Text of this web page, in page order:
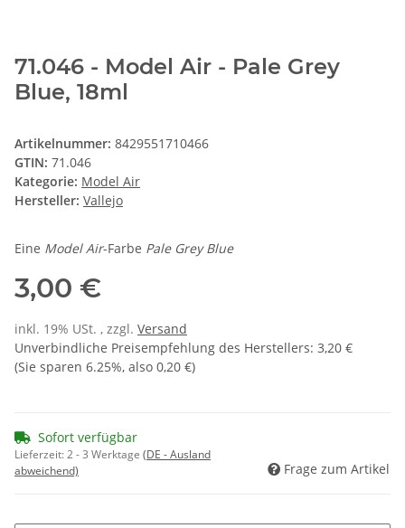
71.046 - Model Air - Pale Grey
Blue, 18ml
Artikelnummer: 8429551710466
GTIN: 71.046
Kategorie: Model Air
Hersteller: Vallejo
Eine Model Air-Farbe Pale Grey Blue
3,00 €
inkl. 19% USt. , zzgl. Versand
Unverbindliche Preisempfehlung des Herstellers: 3,20 €
(Sie sparen 6.25%, also 0,20 €)
Sofort verfügbar
Lieferzeit:2 - 3 Werktage (DE - Ausland
abweichend)
Frage zum Artikel